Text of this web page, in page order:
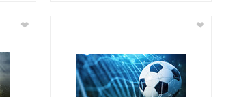
❤ ❤